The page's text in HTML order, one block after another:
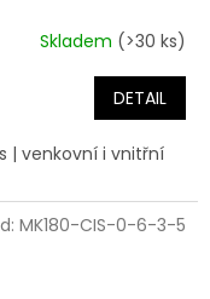
R
M
A
Skladem (>30 ks)
DETAIL
| venkovní i vnitřní
MK180-CIS-0-6-3-5